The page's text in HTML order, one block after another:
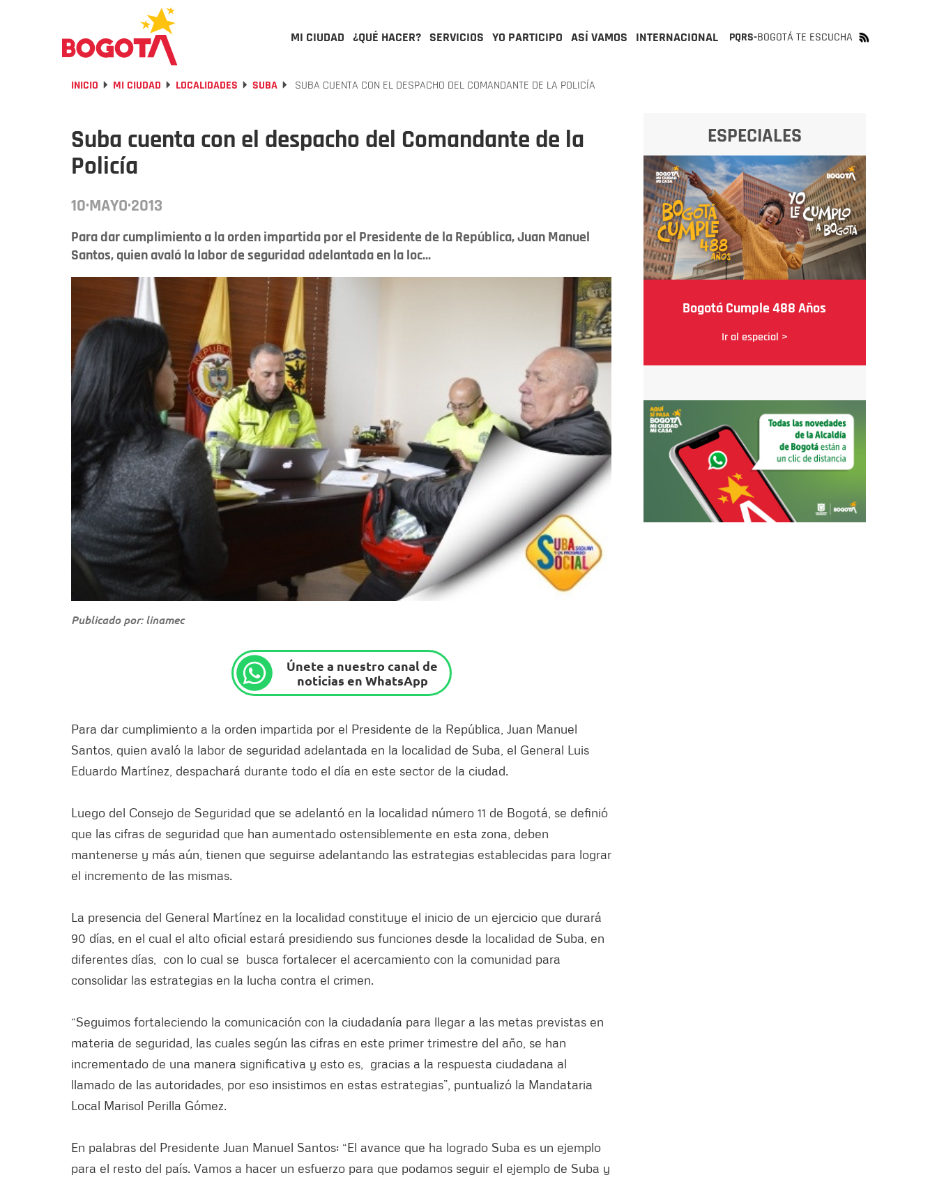
MI CIUDAD ¿QUÉ HACER? SERVICIOS YO PARTICIPO ASÍ VAMOS INTERNACIONAL PQRS-BOGOTÁ TE ESCUCHA
INICIO MI CIUDAD LOCALIDADES SUBA SUBA CUENTA CON EL DESPACHO DEL COMANDANTE DE LA POLICÍA
Suba cuenta con el despacho del Comandante de la
Policía
10·MAYO·2013
Para dar cumplimiento a la orden impartida por el Presidente de la República, Juan Manuel
Santos, quien avaló la labor de seguridad adelantada en la loc...
Publicado por: linamec
Únete a nuestro canal de
noticias en WhatsApp
Para dar cumplimiento a la orden impartida por el Presidente de la República, Juan Manuel
Santos, quien avaló la labor de seguridad adelantada en la localidad de Suba, el General Luis
Eduardo Martínez, despachará durante todo el día en este sector de la ciudad.
Luego del Consejo de Seguridad que se adelantó en la localidad número 11 de Bogotá, se definió
que las cifras de seguridad que han aumentado ostensiblemente en esta zona, deben
mantenerse y más aún, tienen que seguirse adelantando las estrategias establecidas para lograr
el incremento de las mismas.
La presencia del General Martínez en la localidad constituye el inicio de un ejercicio que durará
90 días, en el cual el alto oficial estará presidiendo sus funciones desde la localidad de Suba, en
diferentes días, con lo cual se busca fortalecer el acercamiento con la comunidad para
consolidar las estrategias en la lucha contra el crimen.
“Seguimos fortaleciendo la comunicación con la ciudadanía para llegar a las metas previstas en
materia de seguridad, las cuales según las cifras en este primer trimestre del año, se han
incrementado de una manera significativa y esto es, gracias a la respuesta ciudadana al
llamado de las autoridades, por eso insistimos en estas estrategias”, puntualizó la Mandataria
Local Marisol Perilla Gómez.
En palabras del Presidente Juan Manuel Santos: “El avance que ha logrado Suba es un ejemplo
para el resto del país. Vamos a hacer un esfuerzo para que podamos seguir el ejemplo de Suba y
ESPECIALES
Bogotá Cumple 488 Años
Ir al especial >